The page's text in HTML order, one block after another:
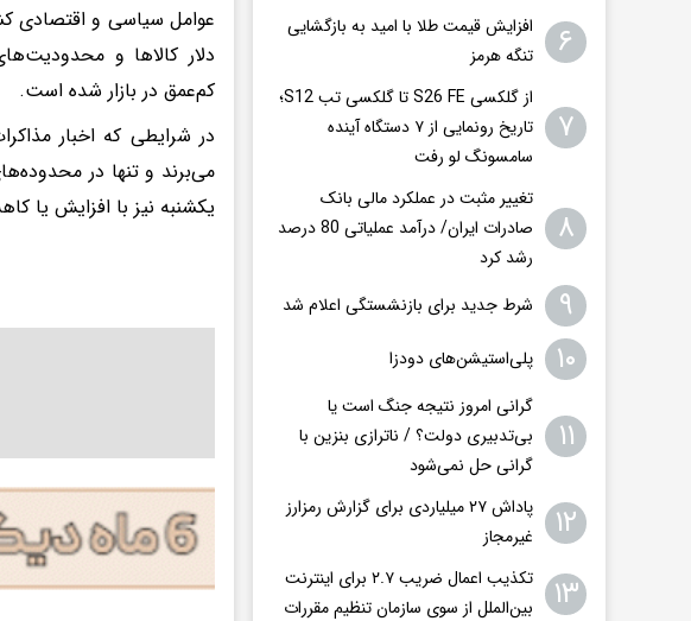
عوامل سیاسی و اقتصادی
دلار کالاها و
کم‌عمق در بازار شده است.
در شرایطی که اخبار
می‌برند و تنها در
یکشنبه نیز با افزایش یا
۶
افزایش قیمت طلا با امید به بازگشایی
تنگه هرمز
۷
از گلکسی S26 FE تا گلکسی تب S12؛
تاریخ رونمایی از ۷ دستگاه آینده
سامسونگ لو رفت
۸
تغییر مثبت در عملکرد مالی بانک
صادرات ایران/ درآمد عملیاتی 80 درصد
رشد کرد
۹ شرط جدید برای بازنشستگی اعلام شد
۱۰ پلی‌استیشن‌های دودزا
۱۱
گرانی امروز نتیجه جنگ است یا
بی‌تدبیری دولت؟ / ناترازی بنزین با
گرانی حل نمی‌شود
۱۲
پاداش ۲۷ میلیاردی برای گزارش رمزارز
غیرمجاز
۱۳
تکذیب اعمال ضریب ۲.۷ برای اینترنت
بین‌الملل از سوی سازمان تنظیم مقررات